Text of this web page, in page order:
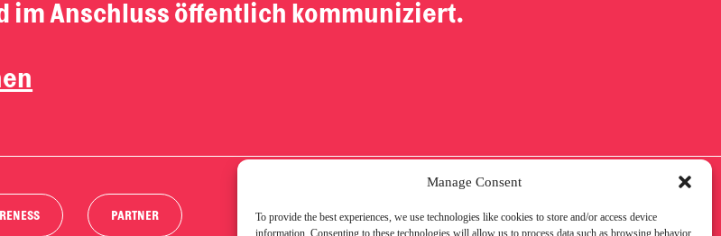
Manage Consent
To provide the best experiences, we use technologies like cookies to store and/or access device
information. Consenting to these technologies will allow us to process data such as browsing behavior
im Anschluss öffentlich kommuniziert.
PARTNER